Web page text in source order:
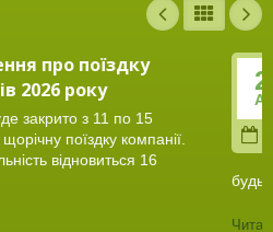
про поїздку
2026 року
закрито з 11 по 15
поїздку компанії.
відновиться 16